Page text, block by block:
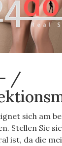
/
sich am
Stellen Sie
ist, da die